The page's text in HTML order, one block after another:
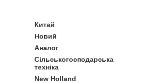
Китай
Новий
Аналог
Сільськогосподарська
техніка
New Holland